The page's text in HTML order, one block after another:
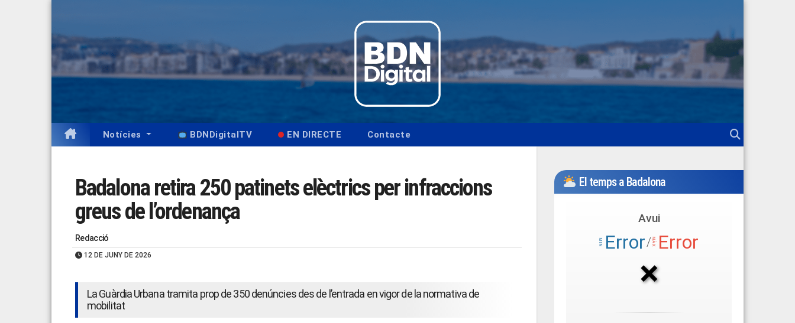
content
Notícies BDNDigitalTV EN DIRECTE Contacte
Badalona retira 250 patinets elèctrics per infraccions
greus de l’ordenança
Redacció
12 DE JUNY DE 2026
La Guàrdia Urbana tramita prop de 350 denúncies des de l’entrada en vigor de la normativa de
mobilitat
El temps a Badalona